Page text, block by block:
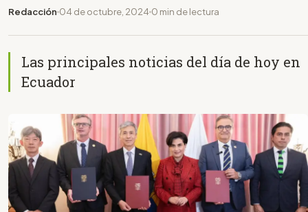
Redacción 04 de octubre, 2024 0 min de lectura
Las principales noticias del día de hoy en
Ecuador